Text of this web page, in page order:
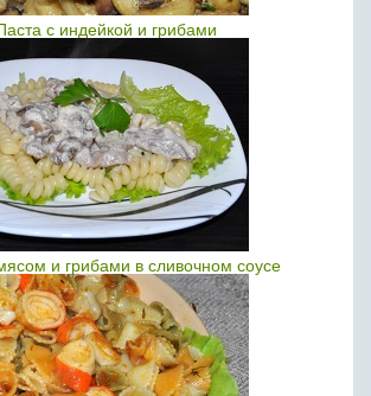
с индейкой и грибами
и грибами в сливочном соусе